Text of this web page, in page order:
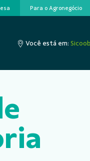
Para o Agronegócio
Você está em: